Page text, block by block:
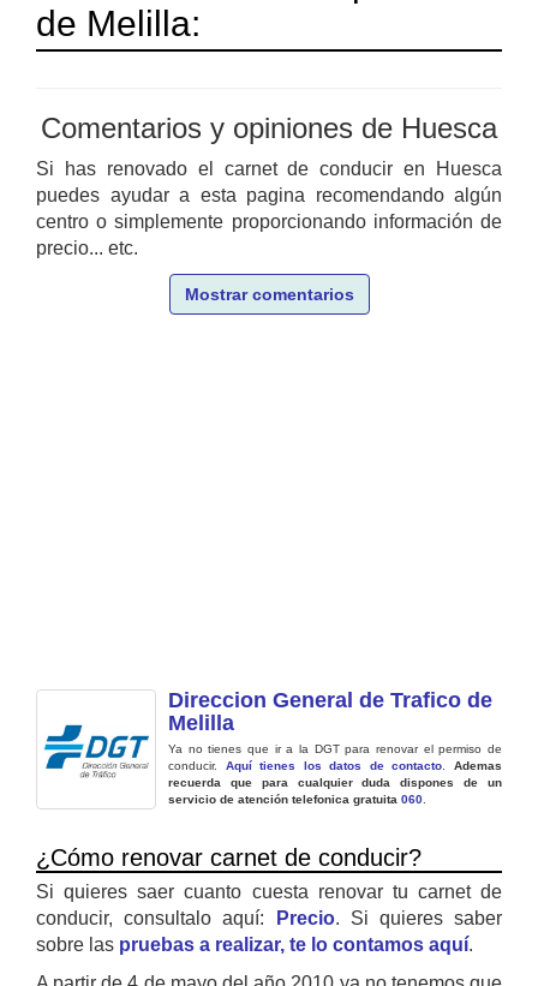
de Melilla:
Comentarios y opiniones de Huesca
Si has renovado el carnet de conducir en Huesca
puedes ayudar a esta pagina recomendando algún
centro o simplemente proporcionando información de
precio... etc.
Mostrar comentarios
Direccion General de Trafico de
Melilla
Ya no tienes que ir a la DGT para renovar el permiso de
conducir. Aquí tienes los datos de contacto .Ademas
recuerda que para cualquier duda dispones de un
servicio de atención telefonica gratuita 060
¿Cómo renovar carnet de conducir?
Si quieres saer cuanto cuesta renovar tu carnet de
conducir, consultalo aquí:
Precio. Si quieres saber
sobre las pruebas a realizar, te lo contamos aquí.